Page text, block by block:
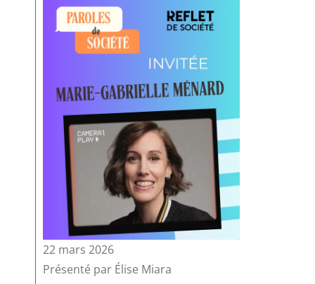
22 mars 2026
Présenté par Élise Miara